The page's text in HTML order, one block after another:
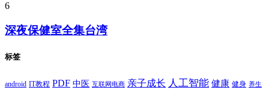
6
深夜保健室全集台湾
标签
android IT教程 PDF 中医 互联网电商 亲子成长 人工智能 健康 健身 养生